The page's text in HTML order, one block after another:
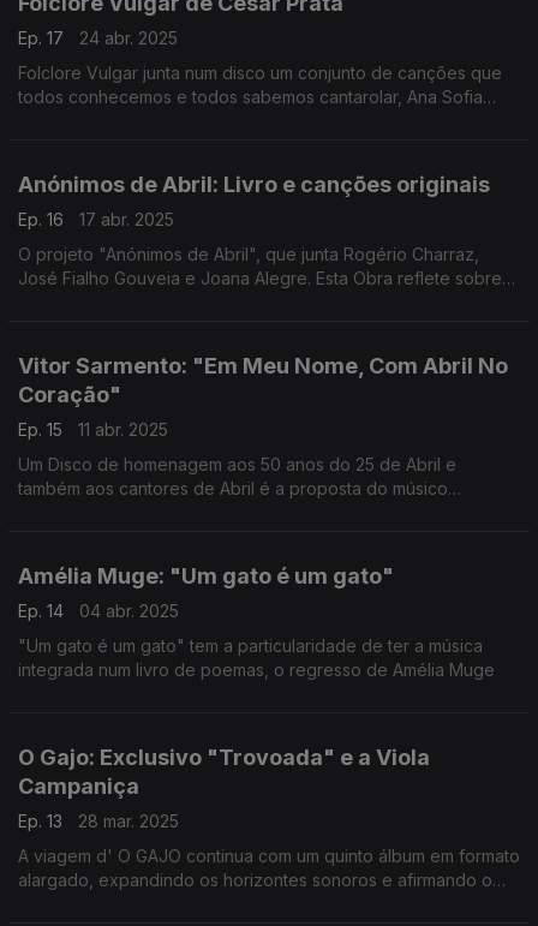
Ep. 17
24 abr. 2025
Folclore Vulgar junta num disco um conjunto de canções que
todos conhecemos e todos sabemos cantarolar, Ana Sofia
Anónimos de Abril: Livro e canções originais
Ep. 16
17 abr. 2025
O projeto "Anónimos de Abril", que junta Rogério Charraz,
José Fialho Gouveia e Joana Alegre. Esta Obra reflete sobre
Vitor Sarmento: "Em Meu Nome, Com Abril No
Coração"
Ep. 15
11 abr. 2025
Um Disco de homenagem aos 50 anos do 25 de Abril e
também aos cantores de Abril é a proposta do músico
Amélia Muge: "Um gato é um gato"
Ep. 14
04 abr. 2025
"Um gato é um gato" tem a particularidade de ter a música
integrada num livro de poemas, o regresso de Amélia Muge
O Gajo: Exclusivo "Trovoada" e a Viola
Campaniça
Ep. 13
28 mar. 2025
A viagem d' O GAJO continua com um quinto álbum em formato
alargado, expandindo os horizontes sonoros e afirmando o